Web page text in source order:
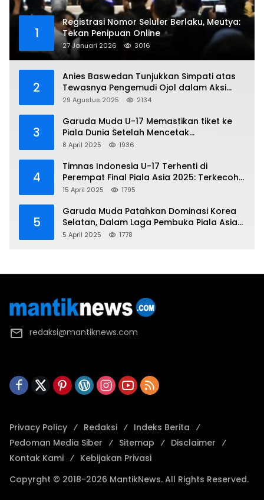
1
Registrasi Nomor Seluler Berlaku, Meutya:
Tekan Penipuan Online
27 Januari 2026 3016
2
Anies Baswedan Tunjukkan Simpati atas
Tewasnya Pengemudi Ojol dalam Aksi
Demo
29 Agustus 2025 2134
3
Garuda Muda U-17 Memastikan tiket ke
Piala Dunia Setelah Mencetak
Kemenangan Gemilang atas Yaman 4-1 di
8 April 2025 1936
4
Timnas Indonesia U-17 Terhenti di
Perempat Final Piala Asia 2025: Terkecoh
Korea Utara
15 April 2025 1795
5
Garuda Muda Patahkan Dominasi Korea
Selatan, Dalam Laga Pembuka Piala Asia
2025 U-17
5 April 2025 1778
redaksi@mantiknews.com
Privacy Policy Redaksi
Indeks Berita
Pedoman Media Siber
Sitemap
Disclaimer
Kontak Kami
Kebijakan Privasi
Copyrght © 2018-2026 MantikNews. All Rights Reserved.